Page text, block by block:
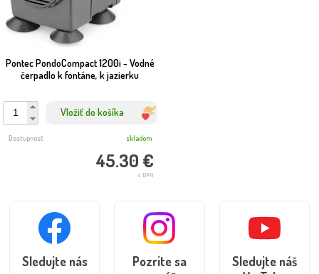
Pontec PondoCompact 1200i - Vodné
čerpadlo k fontáne, k jazierku
Vložiť do košíka
45.30 €
s DPH
Dostupnosť: skladom
Sledujte nás
Pozrite sa
Sledujte náš